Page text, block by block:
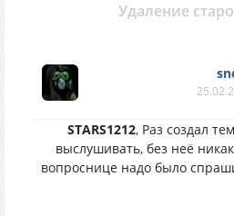
Удаление
STARS1212, Раз создал
выслушивать, без неё
вопроснице надо было